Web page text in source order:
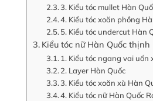
3. Kiểu tóc mullet Hàn
4. Kiểu tóc xoăn phồng
5. Kiểu tóc undercut Hàn
Kiểu tóc nữ Hàn Quốc thịnh
1. Kiểu tóc ngang vai uốn
2. Layer Hàn Quốc
3. Kiểu tóc xoăn xù Hàn
4. Kiểu tóc nữ Hàn Quốc